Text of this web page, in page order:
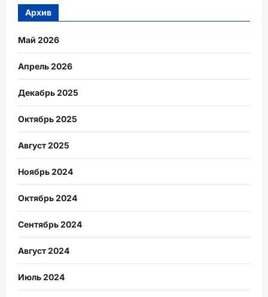
Архив
Май 2026
Апрель 2026
Декабрь 2025
Октябрь 2025
Август 2025
Ноябрь 2024
Октябрь 2024
Сентябрь 2024
Август 2024
Июль 2024